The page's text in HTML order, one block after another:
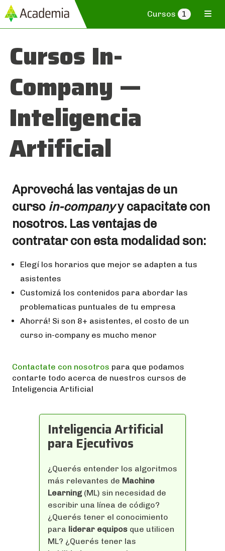
Cursos 1
Cursos In-
Company —
Inteligencia
Artificial
Aprovechá las ventajas de un
curso in-companyy capacitate con
nosotros. Las ventajas de
contratar con esta modalidad son:
Elegí los horarios que mejor se adapten a tus
asistentes
Customizá los contenidos para abordar las
problematicas puntuales de tu empresa
Ahorrá! Si son 8+ asistentes, el costo de un
curso in-company es mucho menor
Contactate con nosotros para que podamos
contarte todo acerca de nuestros cursos de
Inteligencia Artificial
Inteligencia Artificial
para Ejecutivos
¿Querés entender los algoritmos
más relevantes de Machine
Learning(ML) sin necesidad de
escribir una línea de código?
¿Querés tener el conocimiento
para liderar equipos que utilicen
ML? ¿Querés tener las